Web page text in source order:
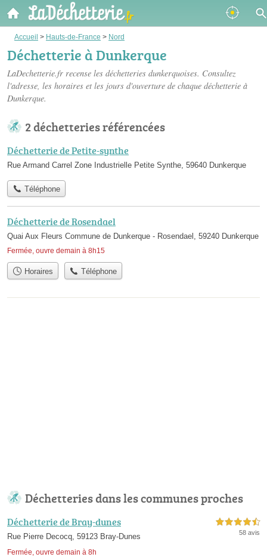
Accueil > Hauts-de-France > Nord
Déchetterie à Dunkerque
LaDechetterie.fr recense les déchetteries dunkerquoises. Consultez
l'adresse, les horaires et les jours d'ouverture de chaque déchetterie à
Dunkerque.
2 déchetteries référencées
Déchetterie de Petite-synthe
Rue Armand Carrel Zone Industrielle Petite Synthe, 59640 Dunkerque
Téléphone
Déchetterie de Rosendael
Quai Aux Fleurs Commune de Dunkerque - Rosendael, 59240 Dunkerque
Fermée, ouvre demain à 8h15
Horaires Téléphone
Déchetteries dans les communes proches
Déchetterie de Bray-dunes
Rue Pierre Decocq, 59123 Bray-Dunes
Fermée, ouvre demain à 8h
4,5 étoiles sur 5
58 avis